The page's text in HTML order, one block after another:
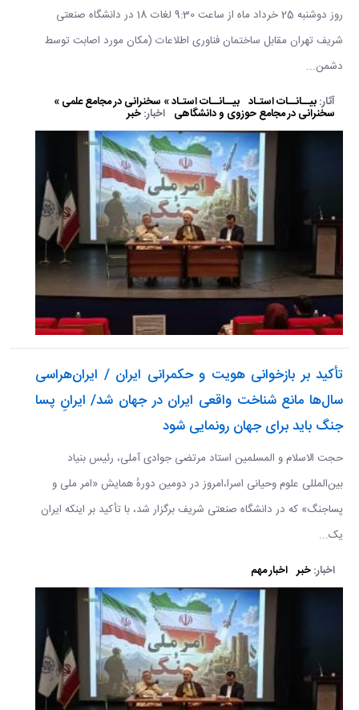
روز دوشنبه 25 خرداد ماه از ساعت 9:30 لغات 18 در دانشگاه صنعتی
شریف تهران مقابل ساختمان فناوری اطلاعات (مکان مورد اصابت توسط
دشمن...
آثار:بیــانــات استـاد بیــانــات استـاد » سخنرانی در مجامع علمی »
سخنرانی در مجامع حوزوی و دانشگاهی اخبار:خبر
تأکید بر بازخوانی هویت و حکمرانی ایران / ایران‌هراسی
سال‌ها مانع شناخت واقعی ایران در جهان شد/ ایرانِ پسا
جنگ باید برای جهان رونمایی شود
حجت الاسلام و المسلمین استاد مرتضی جوادی آملی، رئیس بنیاد
بین‌المللی علوم وحیانی اسرا،امروز در دومین دورهٔ همایش «امر ملی و
پساجنگ» که در دانشگاه صنعتی شریف برگزار شد، با تأکید بر اینکه ایران
یک...
اخبار:خبر اخبار مهم